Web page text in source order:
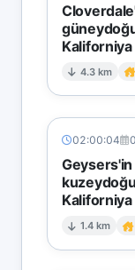
Kaliforniya
4.3 km
02:00:04
Kaliforniya
1.4 km